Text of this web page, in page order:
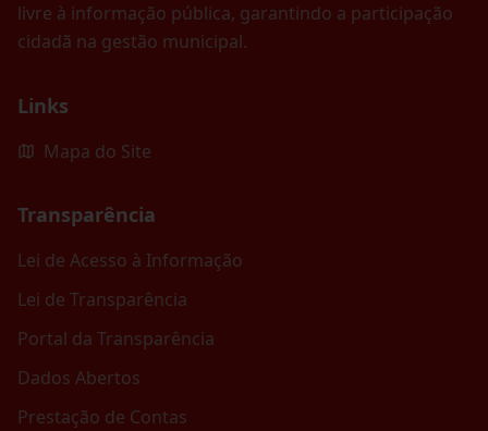
livre à informação pública, garantindo a participação
cidadã na gestão municipal.
Links
Mapa do Site
Transparência
Lei de Acesso à Informação
Lei de Transparência
Portal da Transparência
Dados Abertos
Prestação de Contas